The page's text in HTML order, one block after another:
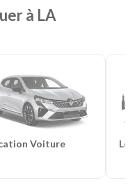
de déménagement
à LA
Voiture